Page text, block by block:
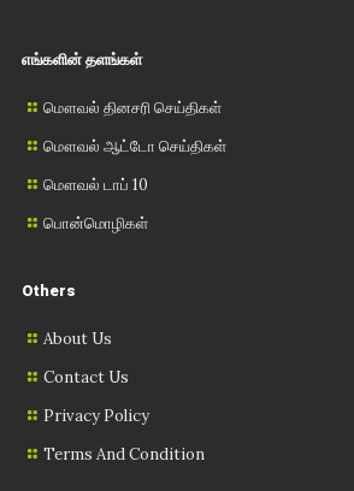
எங்களின் தளங்கள்
மௌவல் தினசரி செய்திகள்
மௌவல் ஆட்டோ செய்திகள்
மௌவல் டாப் 10
பொன்மொழிகள்
Others
About Us
Contact Us
Privacy Policy
Terms And Condition